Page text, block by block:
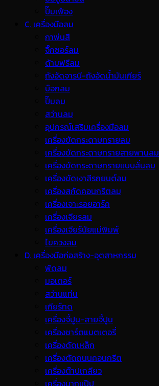
ปั๊มเฟือง
C. เครื่องมือลม
กาพ่นสี
จิ๊กซอร์ลม
ด้ามฟรีลม
ถังอัดจารบี-ถังอัดน้ำมันเกียร์
บ๊อกลม
ปั๊มลม
สว่านลม
อุปกรณ์เสริมเครื่องมือลม
เครื่องขัดกระดาษทรายลม
เครื่องขัดกระดาษทรายสายพานลม
เครื่องขัดกระดาษทรายแบบสั่นลม
เครื่องขัดเงาสีรถยนต์ลม
เครื่องสกัดคอนกรีตลม
เครื่องเจาะรอยอาร์ค
เครื่องเจียรลม
เครื่องเจียร์นัยแม่พิมพ์
ไขควงลม
D. เครื่องมือก่อสร้าง-อุตสาหกรรม
พ้ดลม
มอเตอร์
สว่านแท่น
เกียร์ทด
เครื่องจี้ปูน-สายจี้ปูน
เครื่องชาร์ตแบตเตอรี่
เครื่องดัดเหล็ก
เครื่องตัดถนนคอนกรีต
เครื่องต๊าปเกลียว
เครื่องบากแป๊ป